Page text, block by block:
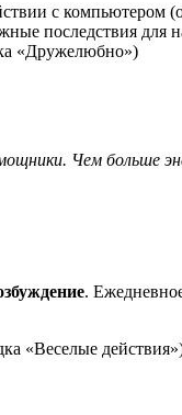
с
последствия для
«Дружелюбно»)
Чем больше
.
«Веселые